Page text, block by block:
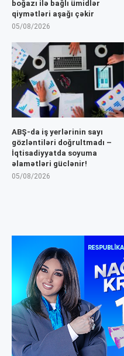
boğazı ilə bağlı ümidlər
qiymətləri aşağı çəkir
05/08/2026
ABŞ-da iş yerlərinin sayı
gözləntiləri doğrultmadı –
İqtisadiyyatda soyuma
əlamətləri güclənir!
05/08/2026